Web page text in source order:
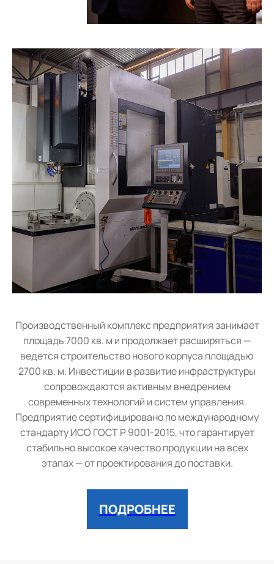
Производственный комплекс предприятия занимает
площадь 7000 кв. м и продолжает расширяться —
ведется строительство нового корпуса площадью
2700 кв. м. Инвестиции в развитие инфраструктуры
сопровождаются активным внедрением
современных технологий и систем управления.
Предприятие сертифицировано по международному
стандарту ИСО ГОСТ Р 9001-2015, что гарантирует
стабильно высокое качество продукции на всех
этапах — от проектирования до поставки.
ПОДРОБНЕЕ